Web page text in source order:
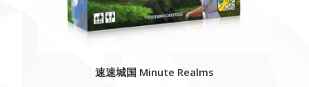
速速城国 Minute Realms